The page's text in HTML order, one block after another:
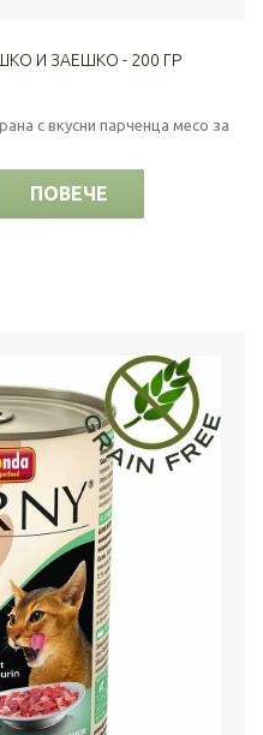
И ЗАЕШКО - 200 ГР
с вкусни парченца месо за
ПОВЕЧЕ